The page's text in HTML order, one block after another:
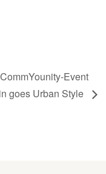
Event
goes Urban Style